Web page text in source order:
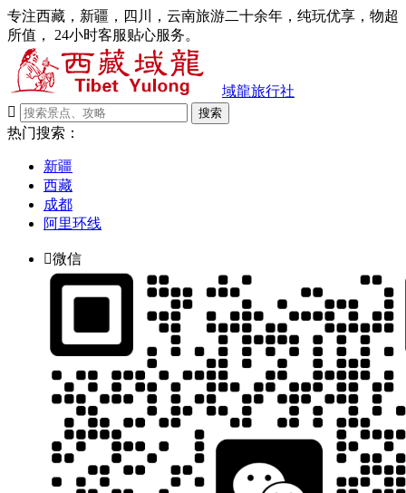
专注西藏，新疆，四川，云南旅游二十余年，纯玩优享，物超
所值， 24小时客服贴心服务。
域龍旅行社

搜索
热门搜索：
新疆
西藏
成都
阿里环线
微信